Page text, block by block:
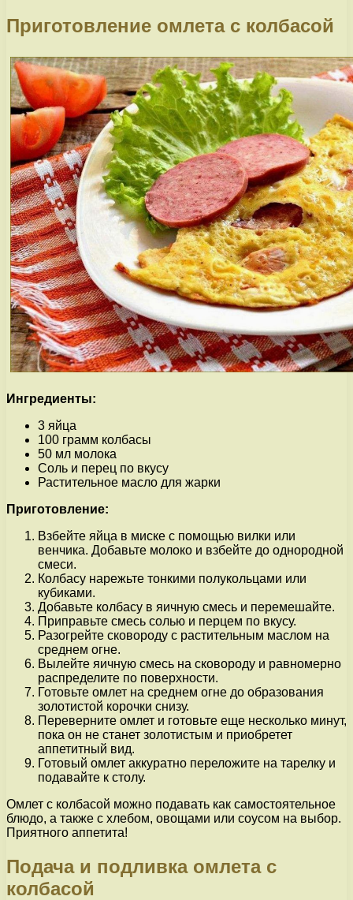
Приготовление омлета с колбасой
Ингредиенты:
3 яйца
100 грамм колбасы
50 мл молока
Соль и перец по вкусу
Растительное масло для жарки
Приготовление:
Взбейте яйца в миске с помощью вилки или
венчика. Добавьте молоко и взбейте до однородной
смеси.
Колбасу нарежьте тонкими полукольцами или
кубиками.
Добавьте колбасу в яичную смесь и перемешайте.
Приправьте смесь солью и перцем по вкусу.
Разогрейте сковороду с растительным маслом на
среднем огне.
Вылейте яичную смесь на сковороду и равномерно
распределите по поверхности.
Готовьте омлет на среднем огне до образования
золотистой корочки снизу.
Переверните омлет и готовьте еще несколько минут,
пока он не станет золотистым и приобретет
аппетитный вид.
Готовый омлет аккуратно переложите на тарелку и
подавайте к столу.
Омлет с колбасой можно подавать как самостоятельное
блюдо, а также с хлебом, овощами или соусом на выбор.
Приятного аппетита!
Подача и подливка омлета с
колбасой